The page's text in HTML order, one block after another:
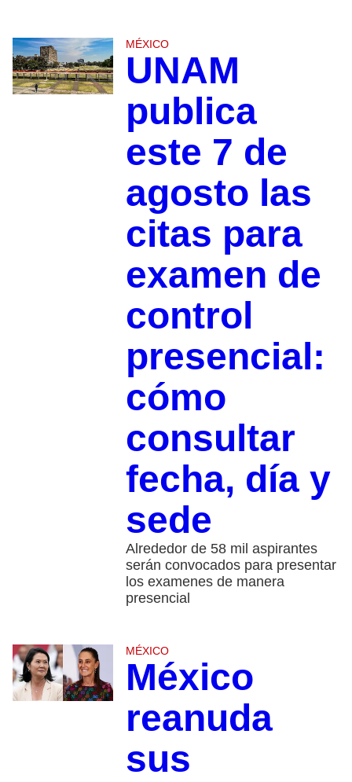
MÉXICO
UNAM
publica
este 7 de
agosto las
citas para
examen de
control
presencial:
cómo
consultar
fecha, día y
sede
Alrededor de 58 mil aspirantes
serán convocados para presentar
los examenes de manera
presencial
MÉXICO
México
reanuda
sus